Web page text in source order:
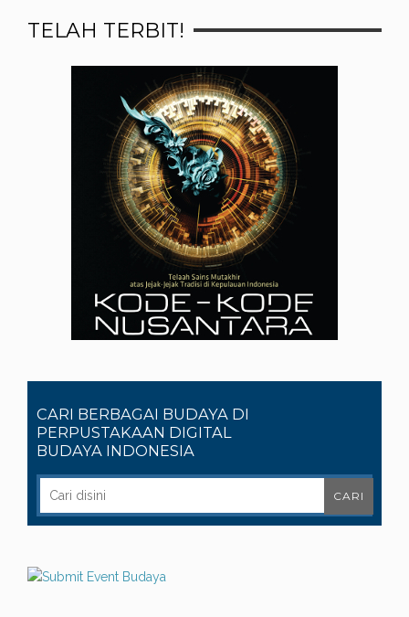
TELAH TERBIT!
CARI BERBAGAI BUDAYA DI
PERPUSTAKAAN DIGITAL
BUDAYA INDONESIA